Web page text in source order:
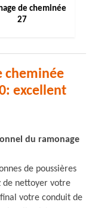
de cheminée
27
cheminée
excellent
du ramonage
de poussières
de nettoyer votre
votre conduit de